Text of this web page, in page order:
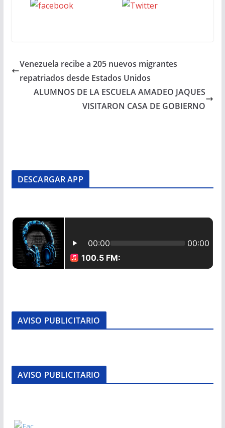
Venezuela recibe a 205 nuevos migrantes
repatriados desde Estados Unidos
ALUMNOS DE LA ESCUELA AMADEO JAQUES
VISITARON CASA DE GOBIERNO
DESCARGAR APP
AVISO PUBLICITARIO
AVISO PUBLICITARIO